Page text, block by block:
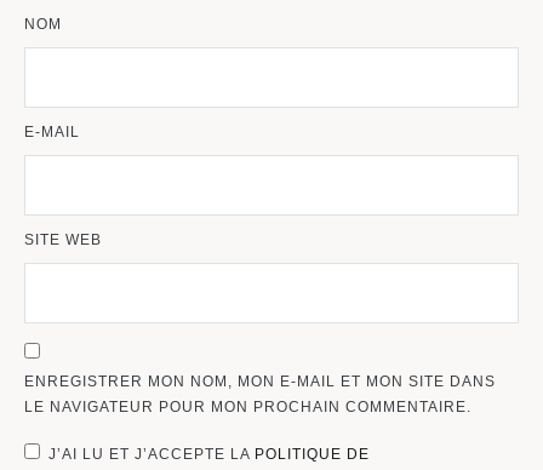
NOM
E-MAIL
SITE WEB
ENREGISTRER MON NOM, MON E-MAIL ET MON SITE DANS
LE NAVIGATEUR POUR MON PROCHAIN COMMENTAIRE.
J’AI LU ET J’ACCEPTE LA POLITIQUE DE